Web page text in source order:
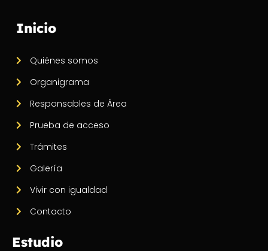
Inicio
Quiénes somos
Organigrama
Responsables de Área
Prueba de acceso
Trámites
Galería
Vivir con igualdad
Contacto
Estudio